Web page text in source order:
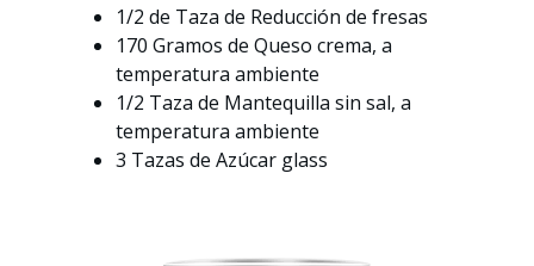
1/2 de Taza de Reducción de fresas
170 Gramos de Queso crema, a
temperatura ambiente
1/2 Taza de Mantequilla sin sal, a
temperatura ambiente
3 Tazas de Azúcar glass